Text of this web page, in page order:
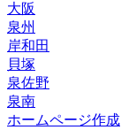
大阪
泉州
岸和田
貝塚
泉佐野
泉南
ホームページ作成